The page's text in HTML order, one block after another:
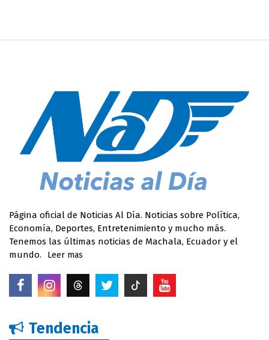
Página oficial de Noticias Al Día. Noticias sobre Política,
Economía, Deportes, Entretenimiento y mucho más.
Tenemos las últimas noticias de Machala, Ecuador y el
mundo.
Leer mas
Tendencia